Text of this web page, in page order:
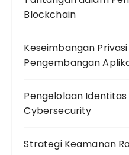
Blockchain
Keseimbangan
Pengembangan
Pengelolaan
Cybersecurity
Strategi Keamanan